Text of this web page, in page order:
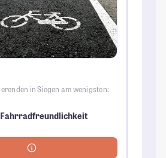
in Siegen am wenigsten:
Fahrradfreundlichkeit